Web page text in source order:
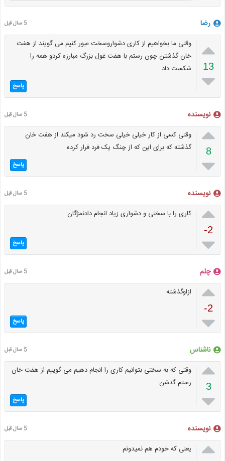
رضا 5 سال قبل

13

وقتی ما بخواهیم از کاری دشواروسخت عبور کنیم می گویند از هفت
خان گذشتن چون رستم با هفت غول بزرگ مبارزه کردو همه را
شکست داد
پاسخ
نویسنده 5 سال قبل

8

وقتی کسی از کار خیلی خیلی سخت رد شود میکند از هفت خان
گذشته که برای این که از چنگ یک فرد فرار کرده
پاسخ
نویسنده 5 سال قبل

-2

کاری را با سختی و دشواری زیاد انجام دادنمژگان
پاسخ
چلم 5 سال قبل

-2

ازاوگذشته
پاسخ
ناشناس 5 سال قبل

3

وقتی که به سختی بتوانیم کاری را انجام دهیم می گوییم از هفت خان
رستم گذشن
پاسخ
نویسنده 5 سال قبل
 یعنی که خودم هم نمیدونم